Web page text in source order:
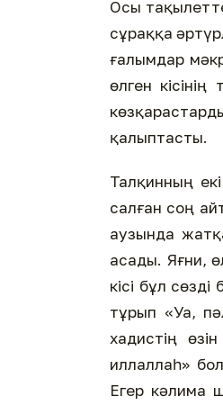
Осы
сұраққа
ғалымдар
өлген
қалыптасты.
Талқинның
салған соң
аузында
асады. Яғни,
кісі бұл
тұрып «Уа,
хадистің
иллаллаһ»
Егер кәлима